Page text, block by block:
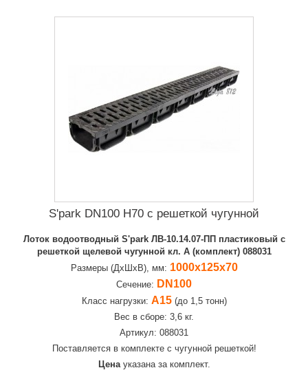
S'park DN100 H70 c решеткой чугунной
Лоток водоотводный S'park ЛВ-10.14.07-ПП пластиковый с
решеткой щелевой чугунной кл. A (комплект) 088031
Размеры (ДхШхВ), мм: 1000х125х70
Сечение: DN100
Класс нагрузки: А15(до 1,5 тонн)
Вес в сборе: 3,6 кг.
Артикул: 088031
Поставляется в комплекте с чугунной решеткой!
Ценауказана за комплект.